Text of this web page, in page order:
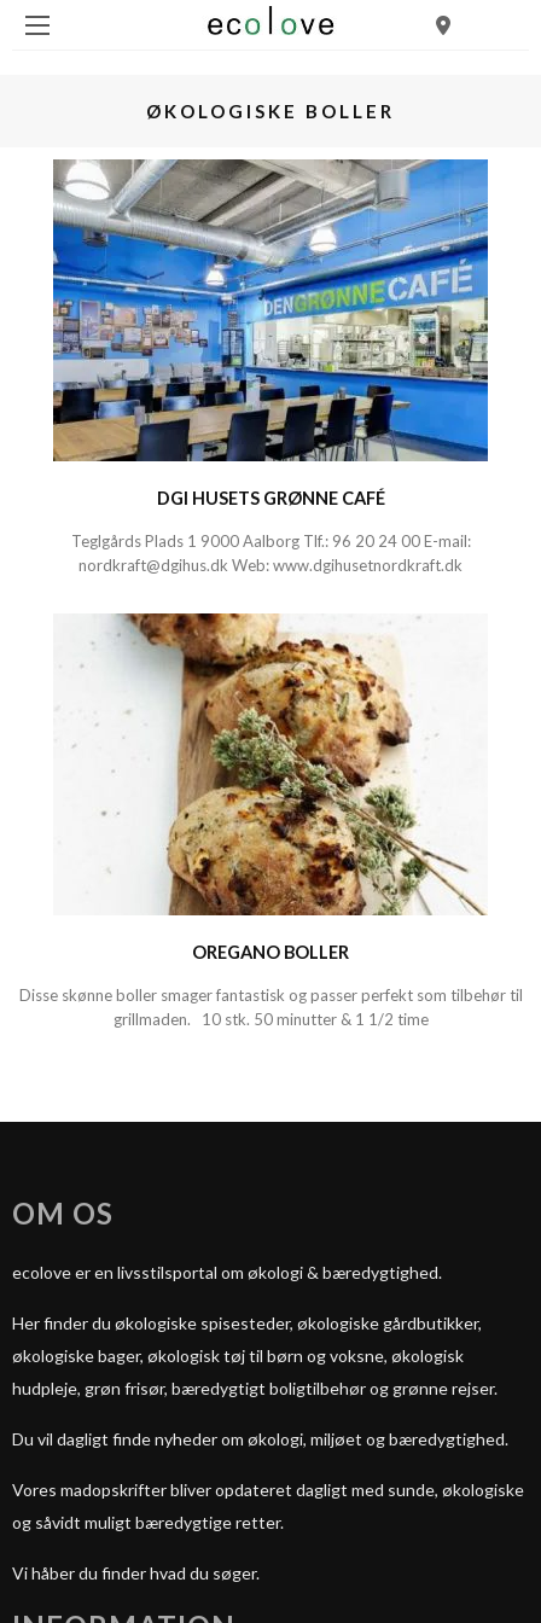
ØKOLOGISKE BOLLER
DGI HUSETS GRØNNE CAFÉ
Teglgårds Plads 1 9000 Aalborg Tlf.: 96 20 24 00E-mail:
nordkraft@dgihus.dk Web:www.dgihusetnordkraft.dk
OREGANO BOLLER
Disse skønne boller smager fantastisk og passer perfekt som tilbehør til
grillmaden. 10 stk. 50 minutter & 1 1/2 time
OM OS
ecolove er en livsstilsportal om økologi & bæredygtighed.
Her finder du økologiske spisesteder, økologiske gårdbutikker,
økologiske bager, økologisk tøj til børn og voksne, økologisk
hudpleje, grøn frisør, bæredygtigt boligtilbehør og grønne rejser.
Du vil dagligt finde nyheder om økologi, miljøet og bæredygtighed.
Vores madopskrifter bliver opdateret dagligt med sunde, økologiske
og såvidt muligt bæredygtige retter.
Vi håber du finder hvad du søger.